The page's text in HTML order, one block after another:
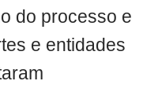
do processo e
e entidades